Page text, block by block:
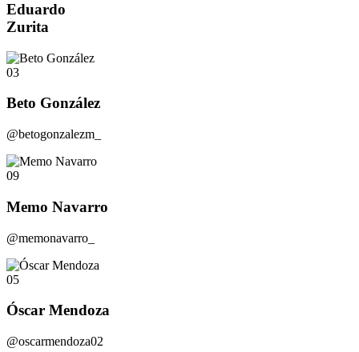
Eduardo
Zurita
03
Beto González
@betogonzalezm_
09
Memo Navarro
@memonavarro_
05
Óscar Mendoza
@oscarmendoza02